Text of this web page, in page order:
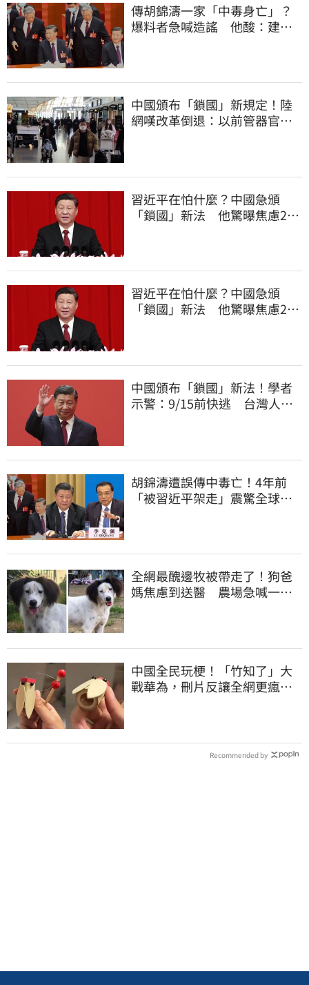
傳胡錦濤一家「中毒身亡」？
爆料者急喊造謠 他酸：建議
中國頒布「鎖國」新規定！陸
網嘆改革倒退：以前管器官現
習近平在怕什麼？中國急頒
「鎖國」新法 他驚曝焦慮2
習近平在怕什麼？中國急頒
「鎖國」新法 他驚曝焦慮2
中國頒布「鎖國」新法！學者
示警：9/15前快逃 台灣人也
胡錦濤遭誤傳中毒亡！4年前
「被習近平架走」震驚全球
全網最醜邊牧被帶走了！狗爸
媽焦慮到送醫 農場急喊一句
中國全民玩梗！「竹知了」大
戰華為，刪片反讓全網更瘋
Recommended by